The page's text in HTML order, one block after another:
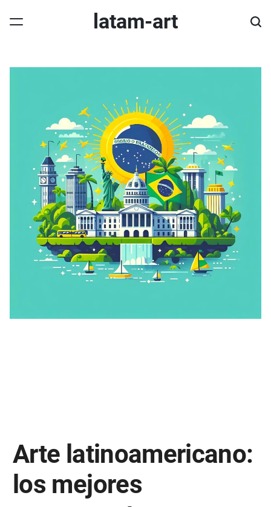
latam-art
Arte latinoamericano:
los mejores